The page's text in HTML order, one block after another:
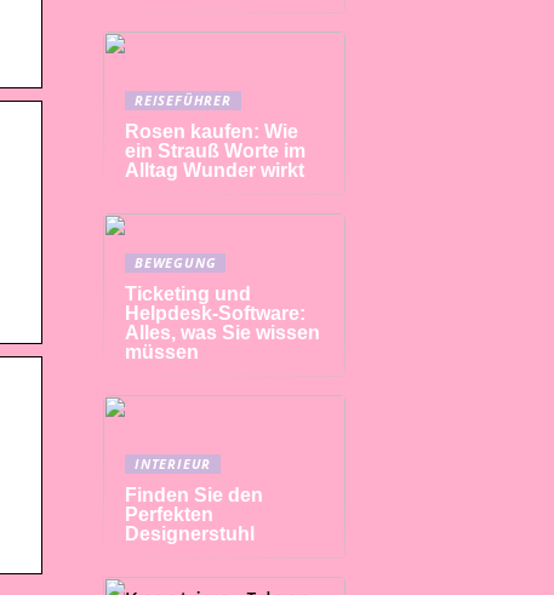
REISEFÜHRER
Rosen kaufen: Wie
ein Strauß Worte im
Alltag Wunder wirkt
BEWEGUNG
Ticketing und
Helpdesk-Software:
Alles, was Sie wissen
müssen
INTERIEUR
Finden Sie den
Perfekten
Designerstuhl